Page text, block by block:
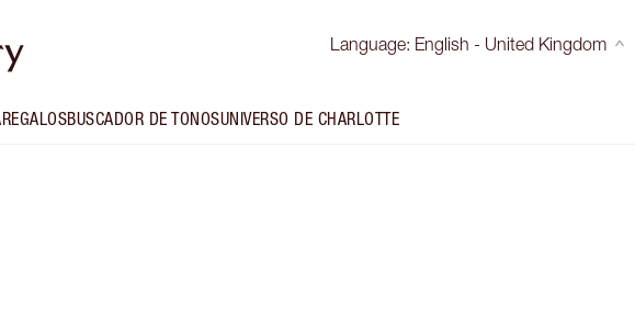
Language: English - United Kingdom
REGALOSBUSCADOR DE TONOSUNIVERSO DE CHARLOTTE